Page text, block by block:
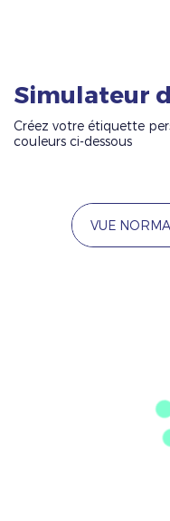
Simulateur
Créez votre étiquette
couleurs ci-dessous
VUE